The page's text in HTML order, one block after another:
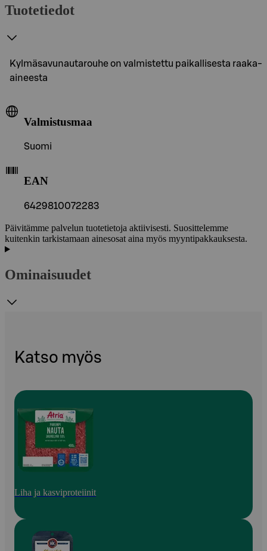
Tuotetiedot
Kylmäsavunautarouhe on valmistettu paikallisesta raaka-
aineesta
Valmistusmaa
Suomi
EAN
6429810072283
Päivitämme palvelun tuotetietoja aktiivisesti. Suosittelemme
kuitenkin tarkistamaan ainesosat aina myös myyntipakkauksesta.
Ominaisuudet
Katso myös
Liha ja kasviproteiinit